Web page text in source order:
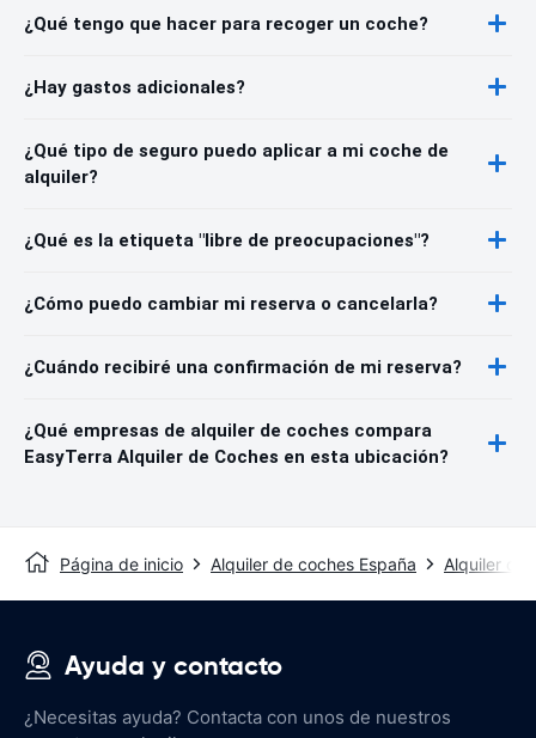
¿Qué tengo que hacer para recoger un coche?
¿Hay gastos adicionales?
¿Qué tipo de seguro puedo aplicar a mi coche de
alquiler?
¿Qué es la etiqueta "libre de preocupaciones"?
¿Cómo puedo cambiar mi reserva o cancelarla?
¿Cuándo recibiré una confirmación de mi reserva?
¿Qué empresas de alquiler de coches compara
EasyTerra Alquiler de Coches en esta ubicación?
Página de inicio Alquiler de coches España Alquiler de
Ayuda y contacto
¿Necesitas ayuda? Contacta con unos de nuestros